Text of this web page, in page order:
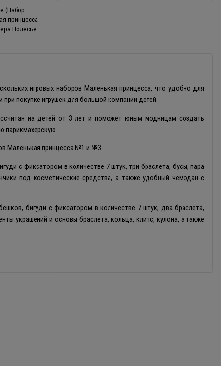
(Набор
принцесса
Полесье
игровых наборов Маленькая принцесса, что удобно для
покупке игрушек для большой компании детей.
на детей от 3 лет и поможет юным модницам создать
парикмахерскую.
Маленькая принцесса №1 и №3.
с фиксатором в количестве 7 штук, три браслета, бусы, пара
под косметические средства, а также удобный чемодан с
бигуди с фиксатором в количестве 7 штук, два браслета,
украшений и основы браслета, кольца, клипс, кулона, а также